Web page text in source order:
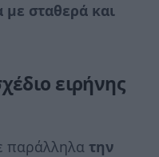
με σταθερά και
ειρήνης
παράλληλα την